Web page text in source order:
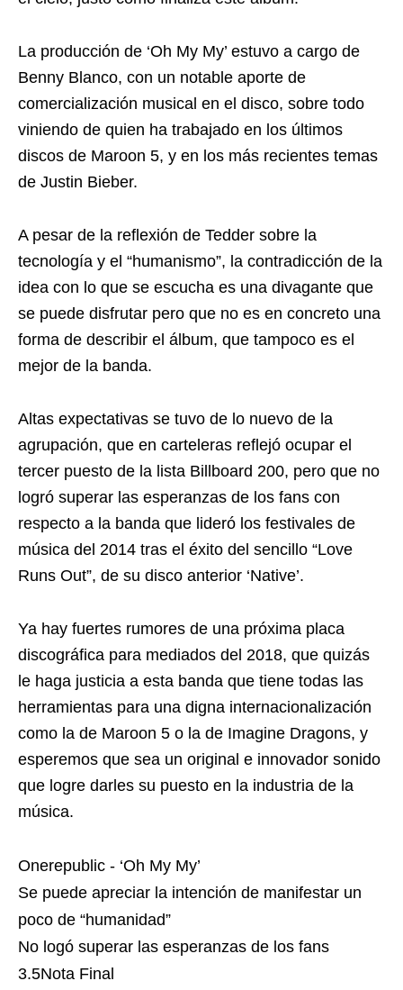
La producción de ‘Oh My My’ estuvo a cargo de
Benny Blanco, con un notable aporte de
comercialización musical en el disco, sobre todo
viniendo de quien ha trabajado en los últimos
discos de Maroon 5, y en los más recientes temas
de Justin Bieber.
A pesar de la reflexión de Tedder sobre la
tecnología y el “humanismo”, la contradicción de la
idea con lo que se escucha es una divagante que
se puede disfrutar pero que no es en concreto una
forma de describir el álbum, que tampoco es el
mejor de la banda.
Altas expectativas se tuvo de lo nuevo de la
agrupación, que en carteleras reflejó ocupar el
tercer puesto de la lista Billboard 200, pero que no
logró superar las esperanzas de los fans con
respecto a la banda que lideró los festivales de
música del 2014 tras el éxito del sencillo “Love
Runs Out”, de su disco anterior ‘Native’.
Ya hay fuertes rumores de una próxima placa
discográfica para mediados del 2018, que quizás
le haga justicia a esta banda que tiene todas las
herramientas para una digna internacionalización
como la de Maroon 5 o la de Imagine Dragons, y
esperemos que sea un original e innovador sonido
que logre darles su puesto en la industria de la
música.
Onerepublic - ‘Oh My My’
Se puede apreciar la intención de manifestar un
poco de “humanidad”
No logó superar las esperanzas de los fans
3.5Nota Final